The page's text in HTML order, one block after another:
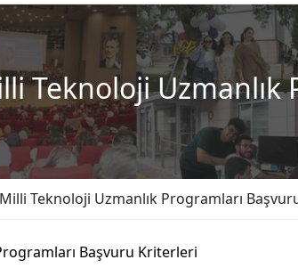
Teknoloji
Milli Teknoloji Uzmanlık Programları
Başvuru Kriterleri